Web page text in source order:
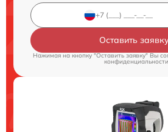
Оставить
Нажимая на кнопку "Оставить заявку" Вы
конфиденциальности